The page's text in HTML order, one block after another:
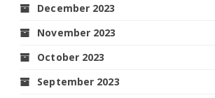
December 2023
November 2023
October 2023
September 2023